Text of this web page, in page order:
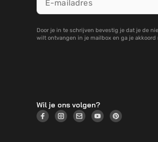
Door je in te schrijven bevestig je dat je de
wilt ontvangen in je mailbox en ga je akkoord
Wil je ons volgen?